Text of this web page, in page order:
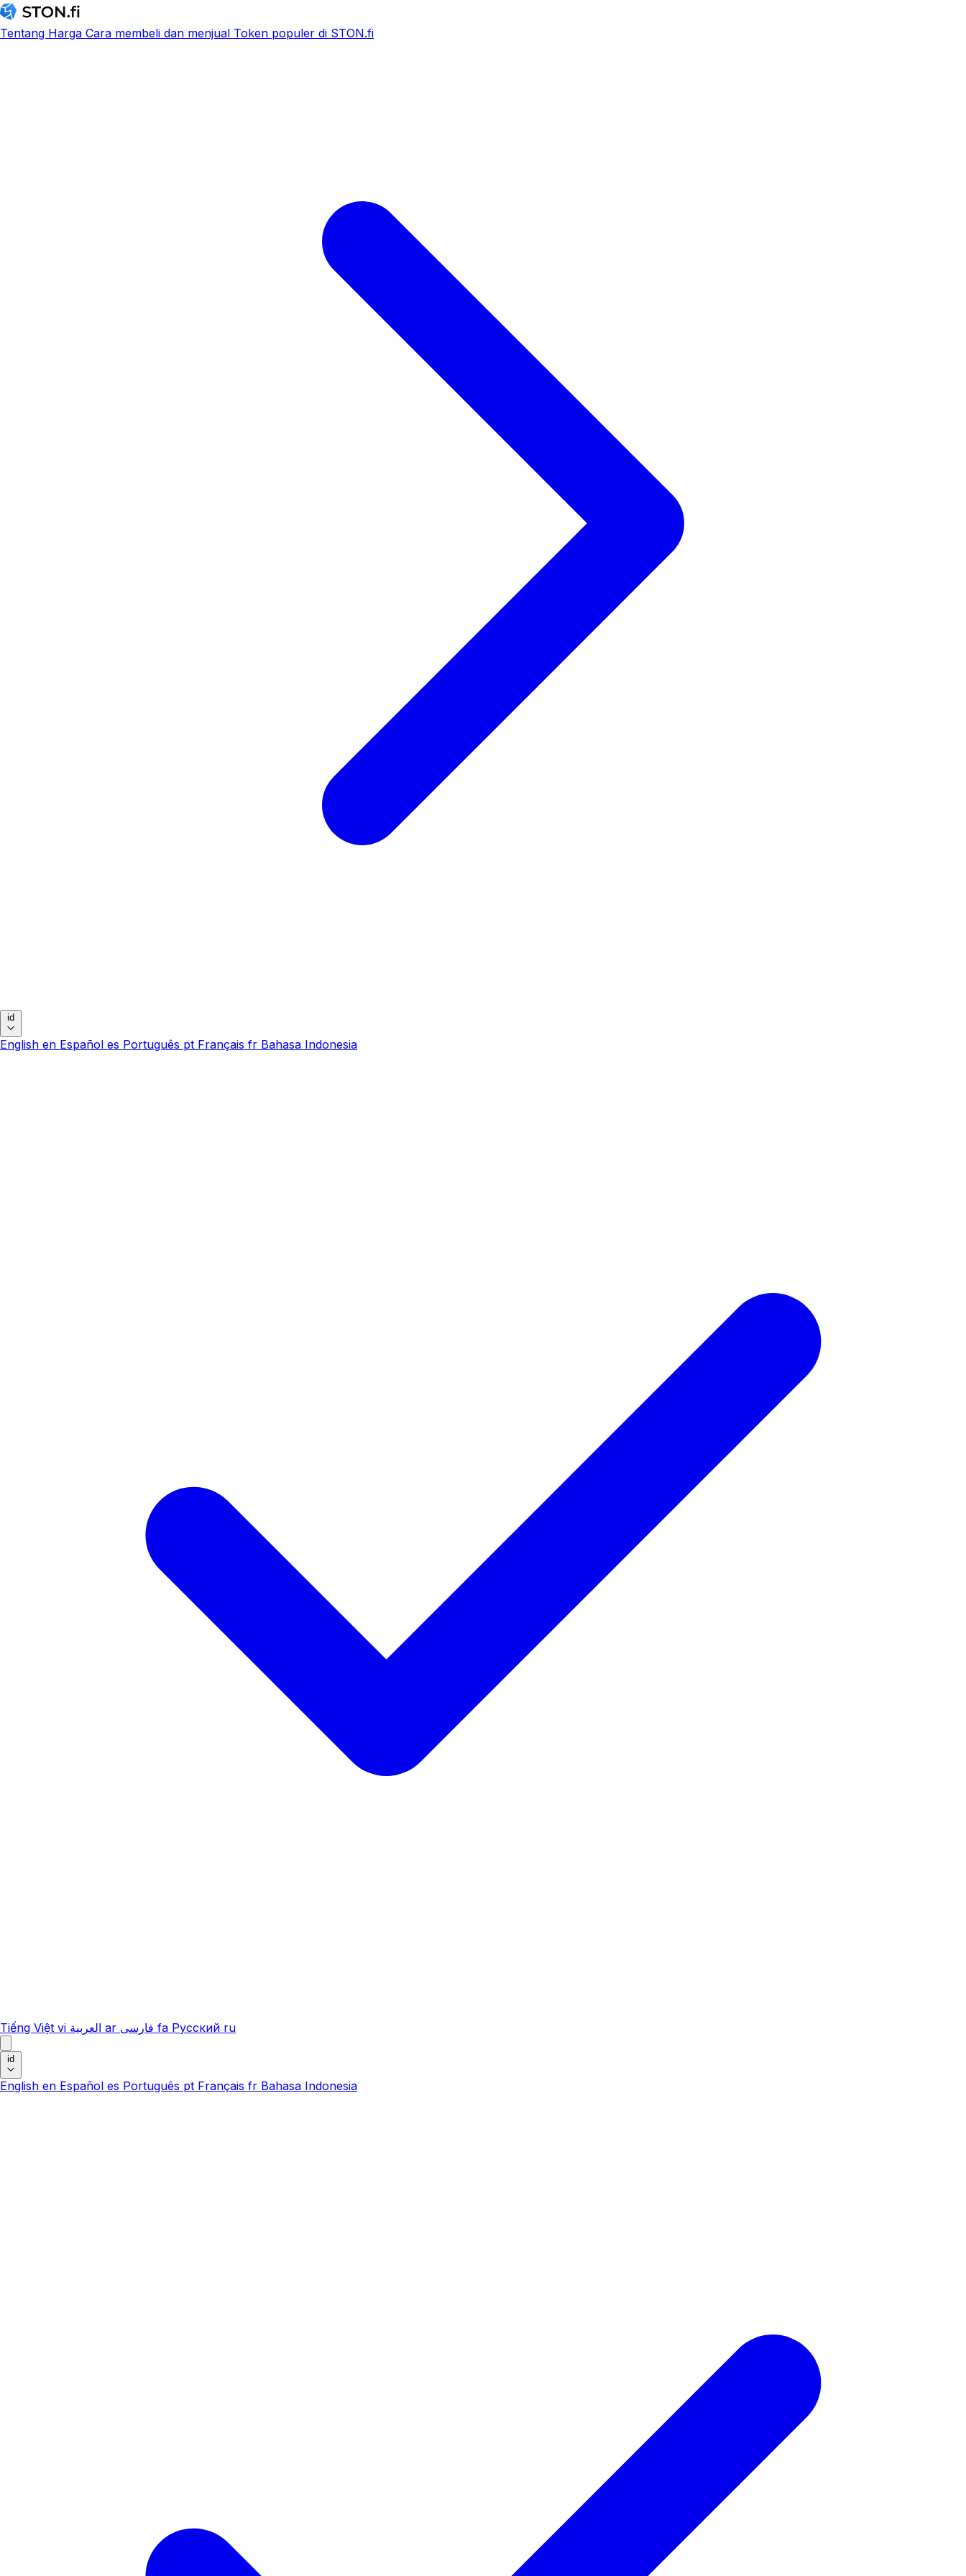
Tentang Harga Cara membeli dan menjual Token populer di STON.fi
id
English en Español es Português pt Français fr Bahasa Indonesia
Tiếng Việt vi العربية ar فارسی fa Русский ru
id
English en Español es Português pt Français fr Bahasa Indonesia